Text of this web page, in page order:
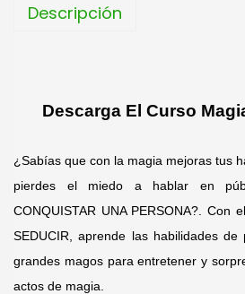
Descripción
Descarga El Curso
¿Sabías que con la magia mejoras tus
pierdes el miedo a hablar en
CONQUISTAR UNA PERSONA?. Con
SEDUCIR, aprende las habilidades
grandes magos para entretener y
actos de magia.